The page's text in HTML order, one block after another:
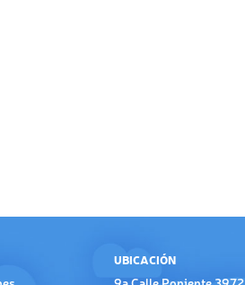
UBICACIÓN